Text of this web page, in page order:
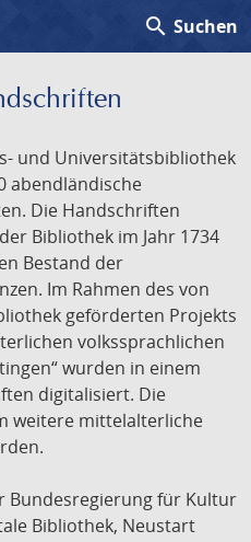
search Suchen
und Universitätsbibliothek
abendländische
Die Handschriften
Bibliothek im Jahr 1734
Bestand der
Im Rahmen des von
geförderten Projekts
volkssprachlichen
wurden in einem
digitalisiert. Die
weitere mittelalterliche
Bundesregierung für Kultur
Bibliothek, Neustart